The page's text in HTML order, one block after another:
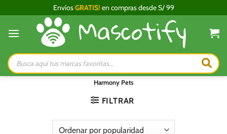
al
contenido
EnvíosGRATIS! en compras desde S/ 99
Búsqueda
de
productos
Harmony Pets
FILTRAR